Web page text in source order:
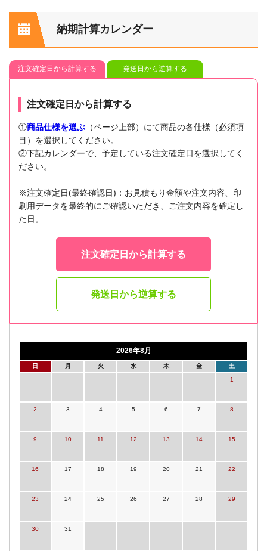
納期計算カレンダー
注文確定日から計算する 発送日から逆算する
注文確定日から計算する
①商品仕様を選ぶ （ページ上部）にて商品の各仕様（必須項
目）を選択してください。
②下記カレンダーで、予定している注文確定日を選択してく
ださい。
※注文確定日(最終確認日)：お見積もり金額や注文内容、印
刷用データを最終的にご確認いただき、ご注文内容を確定し
た日。
注文確定日から計算する
発送日から逆算する
2026年8月
日 月 火 水 木 金 土
1
2 3 4 5 6 7 8
9 10 11 12 13 14 15
16 17 18 19 20 21 22
23 24 25 26 27 28 29
30 31